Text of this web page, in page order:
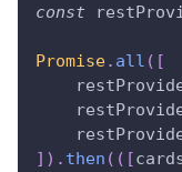
const
Promise. all ( [
] ) . then ( ( [